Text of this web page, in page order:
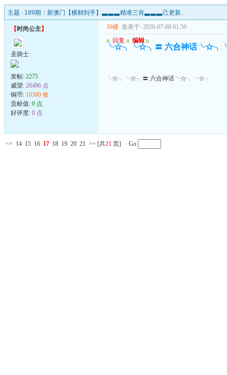
主题 : 189期：新澳门【横财到手】▃▃▃精准三肖▃▃▃己更新..
【时尚公主】
圣骑士
发帖: 2275
威望: 20496 点
铜币: 10380 枚
贡献值: 0 点
好评度: 0 点
16楼 发表于: 2026-07-08 01:56
u 回复 u 编辑 u
╰☆╮╰☆╮〓 六合神话
╰☆╮╰☆╮〓 六合神话╰☆╮╰☆╮
<< 14 15 16 17 18 19 20 21 >> [共21 页] Go